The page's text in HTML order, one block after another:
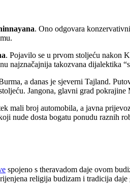
. Ono odgovara
. Pojavilo se u prvom stoljeću nakon
najznačajnija takozvana dijalektika
a danas je sjeverni Tajland.
Jangona, glavni grad pokrajine
mali broj automobila, a javna
nude dosta bogatu ponudu raznih
spojeno s theravadom daje ovom
religija budizam i tradicija